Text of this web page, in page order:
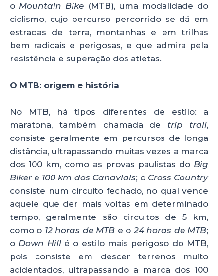
o Mountain Bike (MTB), uma modalidade do
ciclismo, cujo percurso percorrido se dá em
estradas de terra, montanhas e em trilhas
bem radicais e perigosas, e que admira pela
resistência e superação dos atletas.
O MTB: origem e história
No MTB, há tipos diferentes de estilo: a
maratona, também chamada de trip trail,
consiste geralmente em percursos de longa
distância, ultrapassando muitas vezes a marca
dos 100 km, como as provas paulistas do Big
Bikere 100 km dos Canaviais; o Cross Country
consiste num circuito fechado, no qual vence
aquele que der mais voltas em determinado
tempo, geralmente são circuitos de 5 km,
como o 12 horas de MTB e o 24 horas de MTB;
o Down Hillé o estilo mais perigoso do MTB,
pois consiste em descer terrenos muito
acidentados, ultrapassando a marca dos 100